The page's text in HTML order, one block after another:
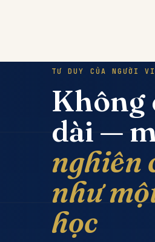
TƯ DUY CỦA NGƯỜI
Không
dài —
nghiên
như
học